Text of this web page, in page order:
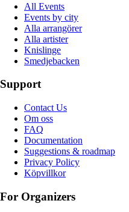
All Events
Events by city
Alla arrangörer
Alla artister
Knislinge
Smedjebacken
Support
Contact Us
Om oss
FAQ
Documentation
Suggestions & roadmap
Privacy Policy
Köpvillkor
For Organizers